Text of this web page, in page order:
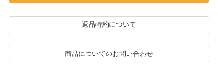
返品特約について
商品についてのお問い合わせ